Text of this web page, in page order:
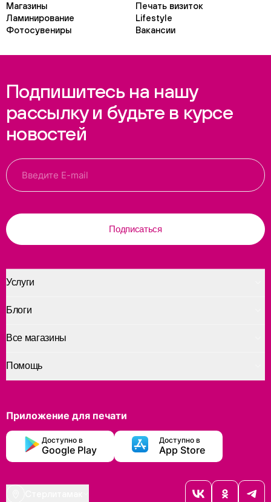
Магазины
Печать визиток
Ламинирование
Lifestyle
Фотосувениры
Вакансии
Подпишитесь на нашу
рассылку и будьте в курсе
новостей
Подписаться
Услуги
Помощь
Блоги
Все магазины
Приложение для печати
Доступно в
Google Play
Доступно в
App Store